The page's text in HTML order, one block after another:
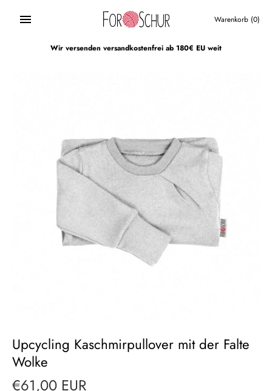
Warenkorb (0)
Wir versenden versandkostenfrei ab 180€ EU weit
Upcycling Kaschmirpullover mit der Falte
Wolke
€61,00 EUR